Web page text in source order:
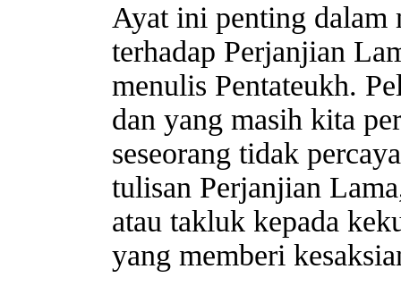
Ayat ini penting dalam
terhadap Perjanjian
menulis Pentateukh.
dan yang masih kita
seseorang tidak
tulisan Perjanjian
atau takluk kepada
yang memberi